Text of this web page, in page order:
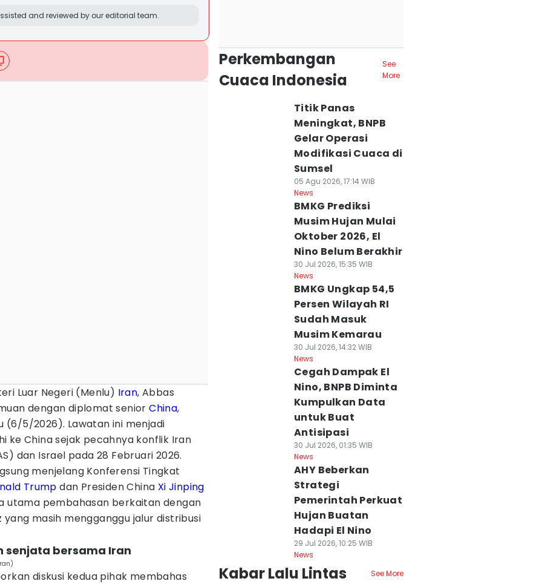
and reviewed by our editorial team.
Luar Negeri (Menlu) Iran, Abbas
dengan diplomat seniorChina,
(6/5/2026). Lawatan ini menjadi
ke China sejak pecahnya konflik Iran
dan Israel pada 28 Februari 2026.
menjelang Konferensi Tingkat
Trump dan Presiden China Xi Jinping
utama pembahasan berkaitan dengan
masih mengganggu jalur distribusi
senjata bersama Iran
diskusi kedua pihak membahas
Perkembangan
Cuaca Indonesia
See
More
Titik Panas
Meningkat, BNPB
Gelar Operasi
Modifikasi Cuaca di
Sumsel
05 Agu 2026, 17:14 WIB
News
BMKG Prediksi
Musim Hujan Mulai
Oktober 2026, El
Nino Belum Berakhir
30 Jul 2026, 15:35 WIB
News
BMKG Ungkap 54,5
Persen Wilayah RI
Sudah Masuk
Musim Kemarau
30 Jul 2026, 14:32 WIB
News
Cegah Dampak El
Nino, BNPB Diminta
Kumpulkan Data
untuk Buat
Antisipasi
30 Jul 2026, 01:35 WIB
News
AHY Beberkan
Strategi
Pemerintah Perkuat
Hujan Buatan
Hadapi El Nino
29 Jul 2026, 10:25 WIB
News
Kabar Lalu Lintas See More